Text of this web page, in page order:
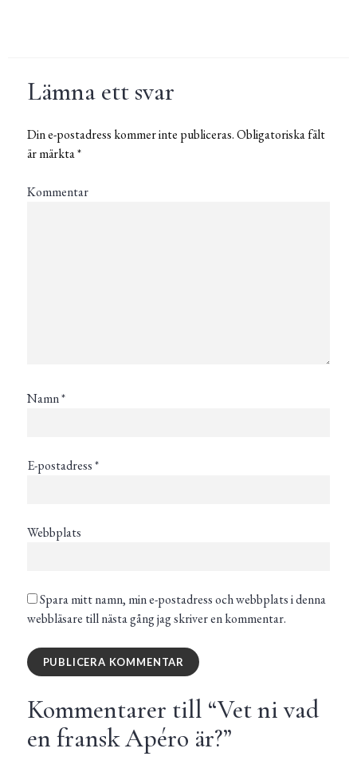
Lämna ett svar
Din e-postadress kommer inte publiceras.Obligatoriska fält
är märkta*
Kommentar
Namn*
E-postadress*
Webbplats
Spara mitt namn, min e-postadress och webbplats i denna
webbläsare till nästa gång jag skriver en kommentar.
Kommentarer till “Vet ni vad
en fransk Apéro är?”